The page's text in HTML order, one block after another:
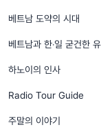
베트남 도약의 시대
베트남과 한‧일 굳건한
하노이의 인사
Radio Tour Guide
주말의 이야기